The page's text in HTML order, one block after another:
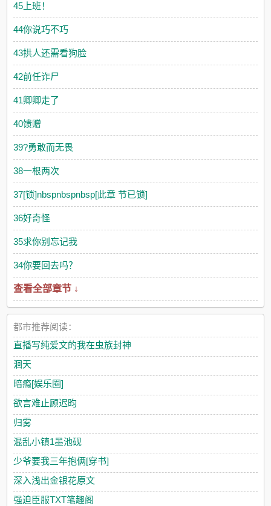
45上班！
44你说巧不巧
43拱人还需看狗脸
42前任诈尸
41卿卿走了
40馈赠
39?勇敢而无畏
38一根两次
37[锁]nbspnbspnbsp[此章 节已锁]
36好奇怪
35求你别忘记我
34你要回去吗？
查看全部章节 ↓
都市推荐阅读：
直播写纯爱文的我在虫族封神
洄天
暗瘾[娱乐圈]
欲言难止顾迟昀
归雾
混乱小镇1墨池砚
少爷要我三年抱俩[穿书]
深入浅出金银花原文
强迫臣服TXT笔趣阁